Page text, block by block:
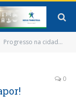
Progresso na cidade, obras municipais estão a todo vapor!
0